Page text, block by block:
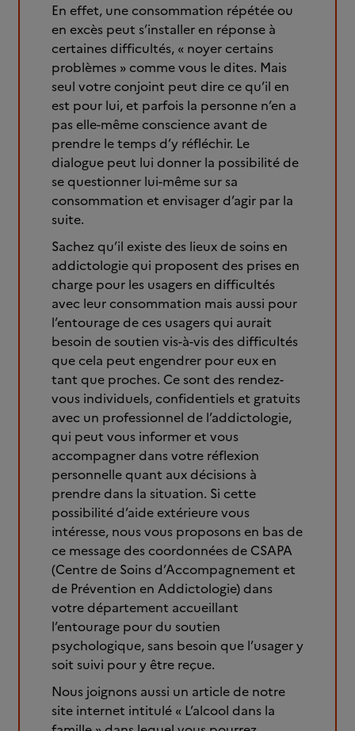
En effet, une consommation répétée ou
en excès peut s’installer en réponse à
certaines difficultés, « noyer certains
problèmes » comme vous le dites. Mais
seul votre conjoint peut dire ce qu’il en
est pour lui, et parfois la personne n’en a
pas elle-même conscience avant de
prendre le temps d’y réfléchir. Le
dialogue peut lui donner la possibilité de
se questionner lui-même sur sa
consommation et envisager d’agir par la
suite.
Sachez qu’il existe des lieux de soins en
addictologie qui proposent des prises en
charge pour les usagers en difficultés
avec leur consommation mais aussi pour
l’entourage de ces usagers qui aurait
besoin de soutien vis-à-vis des difficultés
que cela peut engendrer pour eux en
tant que proches. Ce sont des rendez-
vous individuels, confidentiels et gratuits
avec un professionnel de l’addictologie,
qui peut vous informer et vous
accompagner dans votre réflexion
personnelle quant aux décisions à
prendre dans la situation. Si cette
possibilité d’aide extérieure vous
intéresse, nous vous proposons en bas de
ce message des coordonnées de CSAPA
(Centre de Soins d’Accompagnement et
de Prévention en Addictologie) dans
votre département accueillant
l’entourage pour du soutien
psychologique, sans besoin que l’usager y
soit suivi pour y être reçue.
Nous joignons aussi un article de notre
site internet intitulé « L’alcool dans la